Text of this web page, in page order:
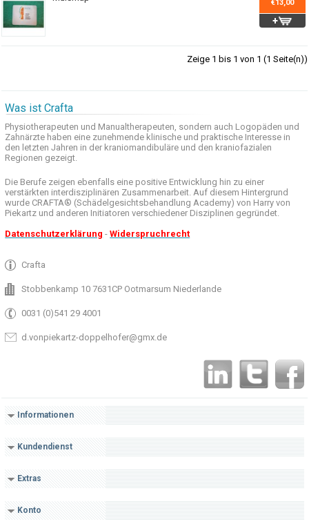
€13,00
Zeige 1 bis 1 von 1 (1 Seite(n))
Was ist Crafta
Physiotherapeuten und Manualtherapeuten, sondern auch Logopäden und
Zahnärzte haben eine zunehmende klinische und praktische Interesse in
den letzten Jahren in der kraniomandibuläre und den kraniofazialen
Regionen gezeigt.
Die Berufe zeigen ebenfalls eine positive Entwicklung hin zu einer
verstärkten interdisziplinären Zusammenarbeit. Auf diesem Hintergrund
wurde CRAFTA® (Schädelgesichtsbehandlung Academy) von Harry von
Piekartz und anderen Initiatoren verschiedener Disziplinen gegründet.
Datenschutzerklärung -Widerspruchrecht
Crafta
Stobbenkamp 10 7631CP Ootmarsum Niederlande
0031 (0)541 29 4001
d.vonpiekartz-doppelhofer@gmx.de
Informationen
Kundendienst
Extras
Konto